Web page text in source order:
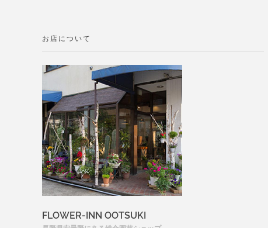
お店について
FLOWER-INN OOTSUKI